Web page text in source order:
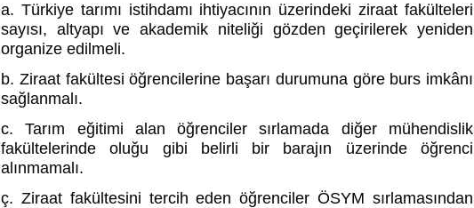
a. Türkiye tarımı istihdamı ihtiyacının üzerindeki ziraat fakülteleri
sayısı, altyapı ve akademik niteliği gözden geçirilerek yeniden
organize edilmeli.
b. Ziraat fakültesi öğrencilerine başarı durumuna göre burs imkânı
sağlanmalı.
c. Tarım eğitimi alan öğrenciler sırlamada diğer mühendislik
fakültelerinde oluğu gibi belirli bir barajın üzerinde öğrenci
alınmamalı.
ç. Ziraat fakültesini tercih eden öğrenciler ÖSYM sırlamasından